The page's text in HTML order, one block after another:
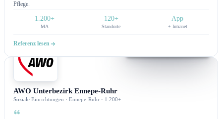
Pflege.
1.200+
MA
120+
Standorte
App
+ Intranet
Referenz lesen
Intranet
AWO Unterbezirk Ennepe-Ruhr
Soziale Einrichtungen · Ennepe-Ruhr · 1.200+